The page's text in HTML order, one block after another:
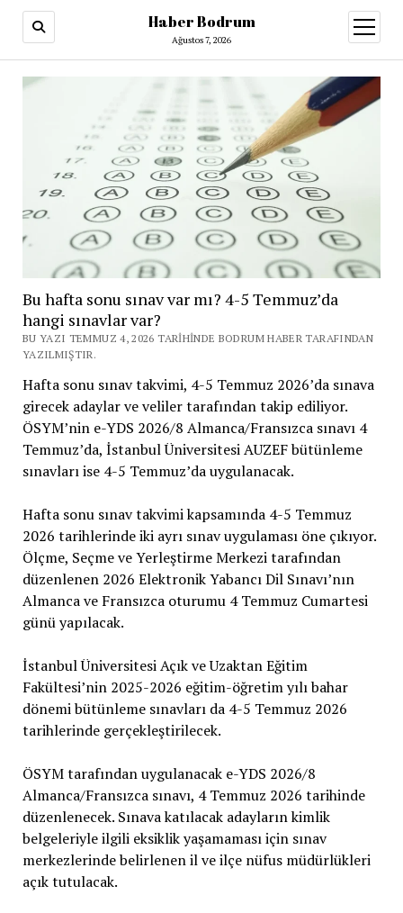
Haber Bodrum
Ağustos 7, 2026
aç
Bu hafta sonu sınav var mı? 4-5 Temmuz’da
hangi sınavlar var?
BU YAZI TEMMUZ 4, 2026 TARIHINDE BODRUM HABER TARAFINDAN
YAZILMIŞTIR.
Hafta sonu sınav takvimi, 4-5 Temmuz 2026’da sınava
girecek adaylar ve veliler tarafından takip ediliyor.
ÖSYM’nin e-YDS 2026/8 Almanca/Fransızca sınavı 4
Temmuz’da, İstanbul Üniversitesi AUZEF bütünleme
sınavları ise 4-5 Temmuz’da uygulanacak.
Hafta sonu sınav takvimi kapsamında 4-5 Temmuz
2026 tarihlerinde iki ayrı sınav uygulaması öne çıkıyor.
Ölçme, Seçme ve Yerleştirme Merkezi tarafından
düzenlenen 2026 Elektronik Yabancı Dil Sınavı’nın
Almanca ve Fransızca oturumu 4 Temmuz Cumartesi
günü yapılacak.
İstanbul Üniversitesi Açık ve Uzaktan Eğitim
Fakültesi’nin 2025-2026 eğitim-öğretim yılı bahar
dönemi bütünleme sınavları da 4-5 Temmuz 2026
tarihlerinde gerçekleştirilecek.
ÖSYM tarafından uygulanacak e-YDS 2026/8
Almanca/Fransızca sınavı, 4 Temmuz 2026 tarihinde
düzenlenecek. Sınava katılacak adayların kimlik
belgeleriyle ilgili eksiklik yaşamaması için sınav
merkezlerinde belirlenen il ve ilçe nüfus müdürlükleri
açık tutulacak.